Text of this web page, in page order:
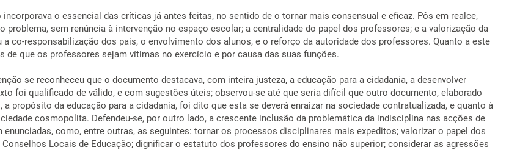
o essencial das críticas já antes feitas, no sentido de o tornar mais consensual e eficaz. Pôs em realce,
sem renúncia à intervenção no espaço escolar; a centralidade do papel dos professores; e a valorização da
co-responsabilização dos pais, o envolvimento dos alunos, e o reforço da autoridade dos professores. Quanto a este
de que os professores sejam vítimas no exercício e por causa das suas funções.
se reconheceu que o documento destacava, com inteira justeza, a educação para a cidadania, a desenvolver
foi qualificado de válido, e com sugestões úteis; observou-se até que seria difícil que outro documento, elaborado
propósito da educação para a cidadania, foi dito que esta se deverá enraizar na sociedade contratualizada, e quanto à
cosmopolita. Defendeu-se, por outro lado, a crescente inclusão da problemática da indisciplina nas acções de
como, entre outras, as seguintes: tornar os processos disciplinares mais expeditos; valorizar o papel dos
Locais de Educação; dignificar o estatuto dos professores do ensino não superior; considerar as agressões